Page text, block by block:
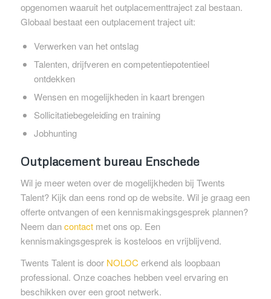
opgenomen waaruit het outplacementtraject zal bestaan.
Globaal bestaat een outplacement traject uit:
Verwerken van het ontslag
Talenten, drijfveren en competentiepotentieel
ontdekken
Wensen en mogelijkheden in kaart brengen
Sollicitatiebegeleiding en training
Jobhunting
Outplacement bureau Enschede
Wil je meer weten over de mogelijkheden bij Twents
Talent? Kijk dan eens rond op de website. Wil je graag een
offerte ontvangen of een kennismakingsgesprek plannen?
Neem dancontactmet ons op. Een
kennismakingsgesprek is kosteloos en vrijblijvend.
Twents Talent is door NOLOC erkend als loopbaan
professional. Onze coaches hebben veel ervaring en
beschikken over een groot netwerk.